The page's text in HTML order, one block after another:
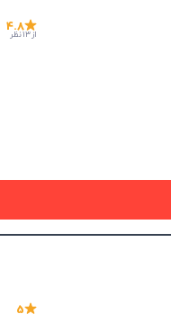
4.8
از 13 نظر
5